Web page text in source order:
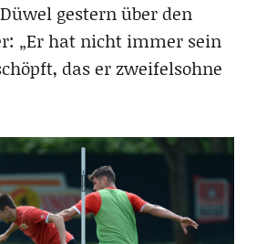
gestern über den
„Er hat nicht immer sein
das er zweifelsohne